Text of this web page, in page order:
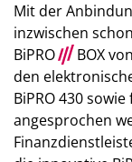
Mit der
inzwischen
BiPRO/// BOX
den
BiPRO 430
angesprochen